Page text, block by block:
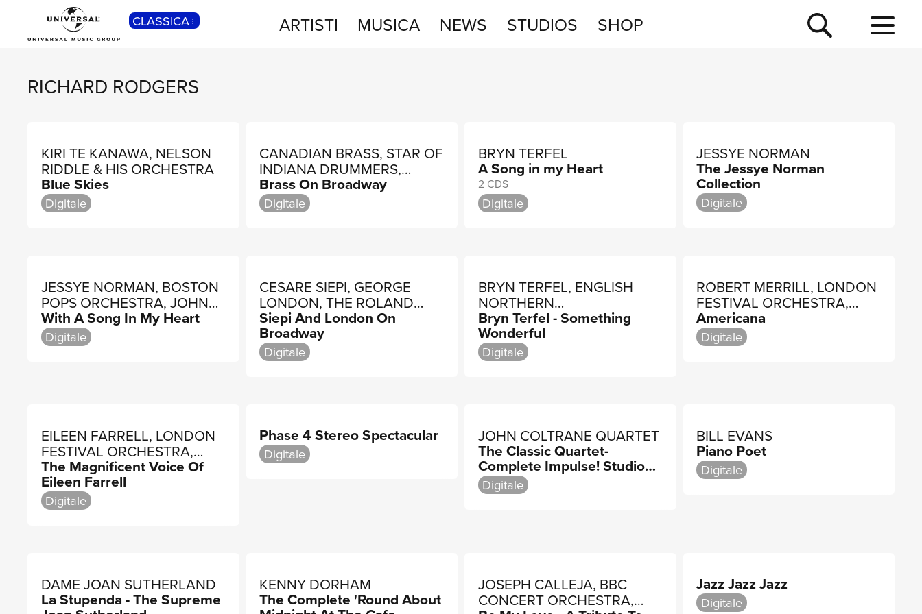
CLASSICA ARTISTI MUSICA NEWS STUDIOS SHOP
RICHARD RODGERS
KIRI TE KANAWA, NELSON
RIDDLE & HIS ORCHESTRA
Blue Skies
Digitale
CANADIAN BRASS, STAR OF
INDIANA DRUMMERS,
LUTHER HENDERSON
Brass On Broadway
Digitale
BRYN TERFEL
A Song in my Heart
2 CDS
Digitale
JESSYE NORMAN
The Jessye Norman
Collection
Digitale
JESSYE NORMAN, BOSTON
POPS ORCHESTRA, JOHN
WILLIAMS
With A Song In My Heart
Digitale
CESARE SIEPI, GEORGE
LONDON, THE ROLAND
SHAW ORCHESTRA
Siepi And London On
Broadway
Digitale
BRYN TERFEL, ENGLISH
NORTHERN
PHILHARMONIA, PAUL
DANIEL
Bryn Terfel - Something
Wonderful
Digitale
ROBERT MERRILL, LONDON
FESTIVAL ORCHESTRA,
STANLEY BLACK
Americana
Digitale
EILEEN FARRELL, LONDON
FESTIVAL ORCHESTRA,
ROBERT SHARPLES
The Magnificent Voice Of
Eileen Farrell
Digitale
Phase 4 Stereo Spectacular
Digitale
JOHN COLTRANE QUARTET
The Classic Quartet-
Complete Impulse! Studio
Recordings
Digitale
BILL EVANS
Piano Poet
Digitale
DAME JOAN SUTHERLAND
La Stupenda - The Supreme
KENNY DORHAM
The Complete 'Round About
JOSEPH CALLEJA, BBC
CONCERT ORCHESTRA,
Jazz Jazz Jazz
Digitale
POP